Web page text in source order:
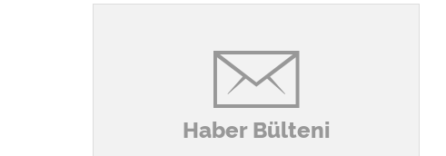
Haber Bülteni